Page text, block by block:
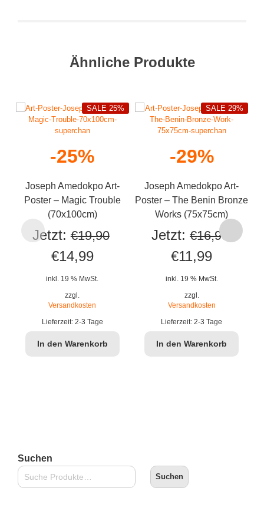
Ähnliche Produkte
-25%
Joseph Amedokpo Art-
Poster – Magic Trouble
(70x100cm)
SALE 25%
Jetzt: €19,90
Ursprünglicher
Preis
war:
€19,90
€14,99Aktueller
Preis
€14,99.
inkl. 19 % MwSt.
zzgl.
Versandkosten
Lieferzeit: 2-3 Tage
In den Warenkorb
-29%
Joseph Amedokpo Art-
Poster – The Benin Bronze
Works (75x75cm)
SALE 29%
Jetzt: €16,90
Ursprünglicher
Preis
war:
€16,90
€11,99
Preis
€11,99.
inkl. 19 % MwSt.
zzgl.
Versandkosten
Lieferzeit:2-3 Tage
In den Warenkorb
Suchen
Suchen